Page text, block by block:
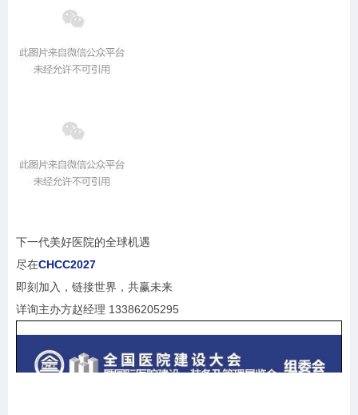
下一代美好医院的全球机遇
尽在CHCC2027
即刻加入，链接世界，共赢未来
详询主办方赵经理 13386205295